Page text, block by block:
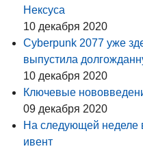
Нексуса
10 декабря 2020
Cyberpunk 2077 уже
выпустила
10 декабря 2020
Ключевые
09 декабря 2020
На следующей неделе
ивент